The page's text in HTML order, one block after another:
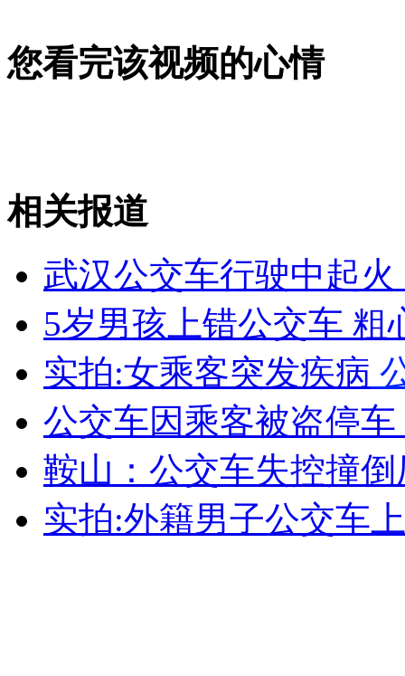
女孩北京地铁殴打老人 痛下狠手拳打脚踢
无痛分娩是否安全 医生回应
外交部：反对强权政治霸凌主义
外交部：有关国家言论片面不公正
您看完该视频的心情
相关报道
武汉公交车行驶中起
5岁男孩上错公交车 粗
实拍:女乘客突发疾病
公交车因乘客被盗停
鞍山：公交车失控撞
实拍:外籍男子公交车